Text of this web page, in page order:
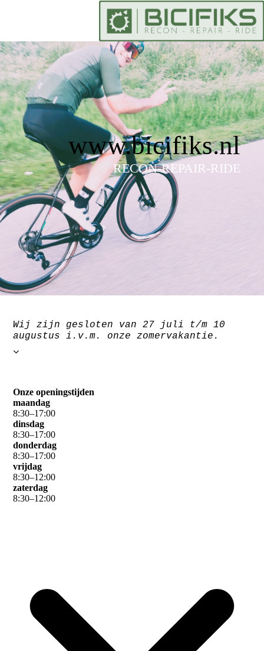
www.bicifiks.nl
RECON-REPAIR-RIDE
Wij zijn gesloten van 27 juli t/m 10
augustus i.v.m. onze zomervakantie.
Onze openingstijden
maandag
8:30–17:00
dinsdag
8:30–17:00
donderdag
8:30–17:00
vrijdag
8:30–12:00
zaterdag
8:30–12:00